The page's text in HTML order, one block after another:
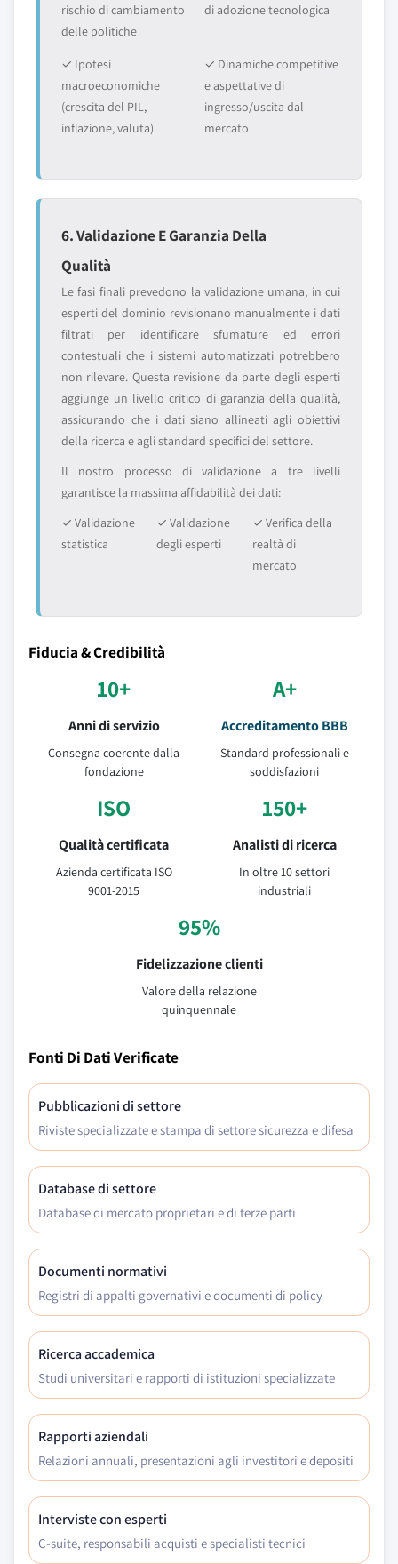
rischio di cambiamento
delle politiche
di adozione tecnologica
✓ Ipotesi
macroeconomiche
(crescita del PIL,
inflazione, valuta)
✓ Dinamiche competitive
e aspettative di
ingresso/uscita dal
mercato
6. Validazione E Garanzia Della
Qualità
Le fasi finali prevedono la validazione umana, in cui
esperti del dominio revisionano manualmente i dati
filtrati per identificare sfumature ed errori
contestuali che i sistemi automatizzati potrebbero
non rilevare. Questa revisione da parte degli esperti
aggiunge un livello critico di garanzia della qualità,
assicurando che i dati siano allineati agli obiettivi
della ricerca e agli standard specifici del settore.
Il nostro processo di validazione a tre livelli
garantisce la massima affidabilità dei dati:
✓ Validazione
statistica
✓ Validazione
degli esperti
✓ Verifica della
realtà di
mercato
Fiducia & Credibilità
10+
Anni di servizio
Consegna coerente dalla
fondazione
A+
Accreditamento BBB
Standard professionali e
soddisfazioni
ISO
Qualità certificata
Azienda certificata ISO
9001-2015
150+
Analisti di ricerca
In oltre 10 settori
industriali
95%
Fidelizzazione clienti
Valore della relazione
quinquennale
Fonti Di Dati Verificate
Pubblicazioni di settore
Riviste specializzate e stampa di settore sicurezza e difesa
Database di settore
Database di mercato proprietari e di terze parti
Documenti normativi
Registri di appalti governativi e documenti di policy
Ricerca accademica
Studi universitari e rapporti di istituzioni specializzate
Rapporti aziendali
Relazioni annuali, presentazioni agli investitori e depositi
Interviste con esperti
C-suite, responsabili acquisti e specialisti tecnici